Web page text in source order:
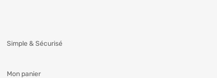
Simple & Sécurisé
Mon panier